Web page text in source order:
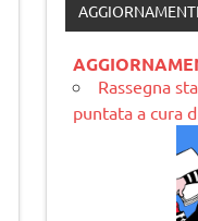
Rassegna
puntata a cura